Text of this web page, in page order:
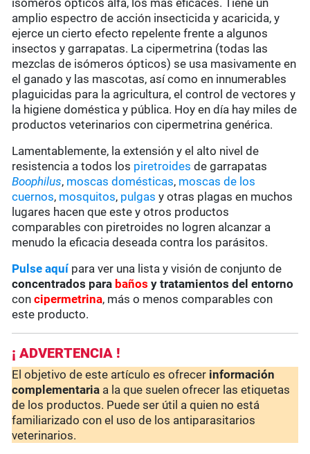
isómeros ópticos alfa, los más eficaces. Tiene un
amplio espectro de acción insecticida y acaricida, y
ejerce un cierto efecto repelente frente a algunos
insectos y garrapatas. La cipermetrina (todas las
mezclas de isómeros ópticos) se usa masivamente en
el ganado y las mascotas, así como en innumerables
plaguicidas para la agricultura, el control de vectores y
la higiene doméstica y pública. Hoy en día hay miles de
productos veterinarios con cipermetrina genérica.
Lamentablemente, la extensión y el alto nivel de
resistencia a todos los piretroides de garrapatas
Boophilus, moscas domésticas, moscas de los
cuernos, mosquitos, pulgas y otras plagas en muchos
lugares hacen que este y otros productos
comparables con piretroides no logren alcanzar a
menudo la eficacia deseada contra los parásitos.
Pulse aquí para ver una lista y visión de conjunto de
concentrados para baños y tratamientos del entorno
concipermetrina, más o menos comparables con
este producto.
¡ ADVERTENCIA !
El objetivo de este artículo es ofrecer información
complementaria a la que suelen ofrecer las etiquetas
de los productos. Puede ser útil a quien no está
familiarizado con el uso de los antiparasitarios
veterinarios.